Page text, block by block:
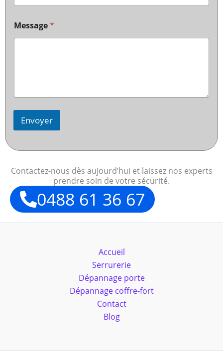
Message*
Envoyer
Contactez-nous dès aujourd’hui et laissez nos experts
prendre soin de votre sécurité.
0488 61 36 67
Accueil
Serrurerie
Dépannage porte
Dépannage coffre-fort
Contact
Blog